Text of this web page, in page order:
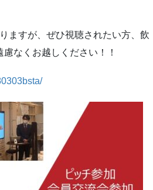
ますが、ぜひ視聴されたい方、飲
なくお越しください！！